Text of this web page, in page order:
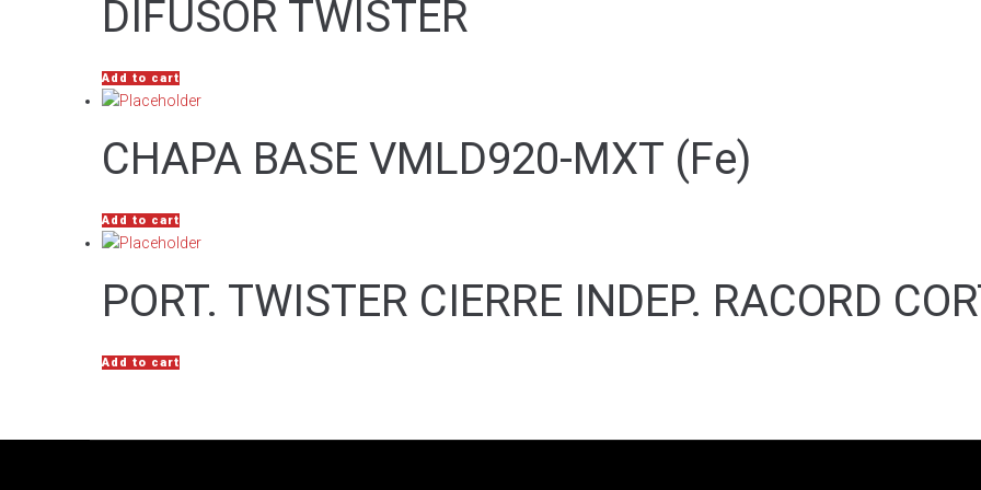
DIFUSOR TWISTER
Add to cart
CHAPA BASE VMLD920-MXT (Fe)
Add to cart
PORT. TWISTER CIERRE INDEP. RACORD
Add to cart